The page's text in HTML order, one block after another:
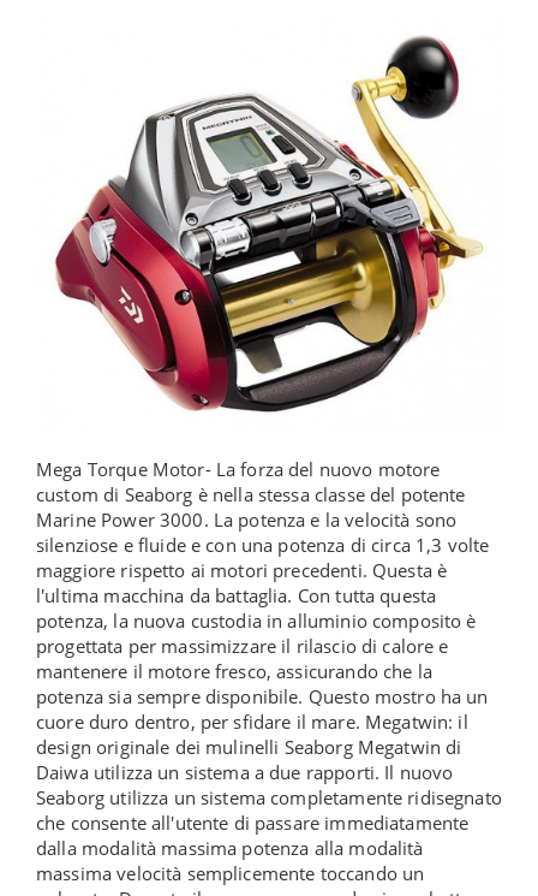
Mega Torque Motor- La forza del nuovo motore
custom di Seaborg è nella stessa classe del potente
Marine Power 3000. La potenza e la velocità sono
silenziose e fluide e con una potenza di circa 1,3 volte
maggiore rispetto ai motori precedenti. Questa è
l'ultima macchina da battaglia. Con tutta questa
potenza, la nuova custodia in alluminio composito è
progettata per massimizzare il rilascio di calore e
mantenere il motore fresco, assicurando che la
potenza sia sempre disponibile. Questo mostro ha un
cuore duro dentro, per sfidare il mare. Megatwin: il
design originale dei mulinelli Seaborg Megatwin di
Daiwa utilizza un sistema a due rapporti. Il nuovo
Seaborg utilizza un sistema completamente ridisegnato
che consente all'utente di passare immediatamente
dalla modalità massima potenza alla modalità
massima velocità semplicemente toccando un